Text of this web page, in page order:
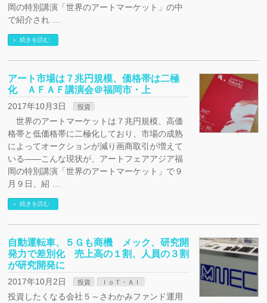
岡の特別講演「世界のアートマーケット」の中
で紹介され …
続きを読む
アート市場は７兆円規模、価格帯は二極
化 ＡＦＡＦ講演会＠福岡市・上
2017年10月3日 投資
世界のアートマーケットは７兆円規模、高価
格帯と低価格帯に二極化しており、市場の成熟
によってオークションが減り画商取引が増えて
いる――こんな現状が、アートフェアアジア福
岡の特別講演「世界のアートマーケット」で９
月９日、紹 …
続きを読む
自動運転車、５Ｇも商機 メック、研究開
発力で差別化 売上高の１割、人員の３割
が研究開発に
2017年10月2日 投資 ＩｏＴ・ＡＩ
投資したくなる会社５～さわかみファンド運用